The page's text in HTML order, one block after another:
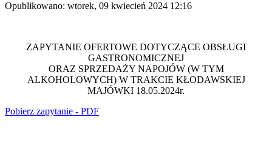
Opublikowano: wtorek, 09 kwiecień 2024 12:16
ZAPYTANIE OFERTOWE DOTYCZĄCE OBSŁUGI
GASTRONOMICZNEJ
ORAZ SPRZEDAŻY NAPOJÓW (W TYM
ALKOHOLOWYCH) W TRAKCIE KŁODAWSKIEJ
MAJÓWKI 18.05.2024r.
Pobierz zapytanie - PDF